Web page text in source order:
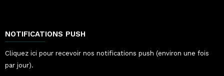
NOTIFICATIONS PUSH
Cliquez ici pour recevoir nos notifications push (environ une fois
par jour).